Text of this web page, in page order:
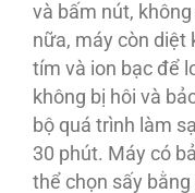
và bấm nút,
nữa, máy còn diệt
tím và ion bạc để
không bị hôi và
bộ quá trình làm
30 phút. Máy có
thể chọn sấy